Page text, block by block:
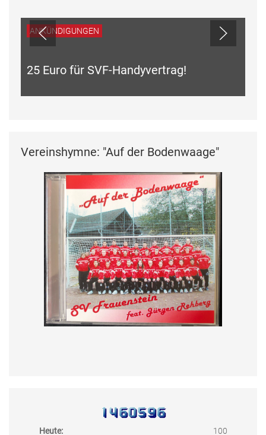
ANKÜNDIGUNGEN
Du fährst, der SVF wird gefördert!
Vereinshymne: "Auf der Bodenwaage"
Heute: 100